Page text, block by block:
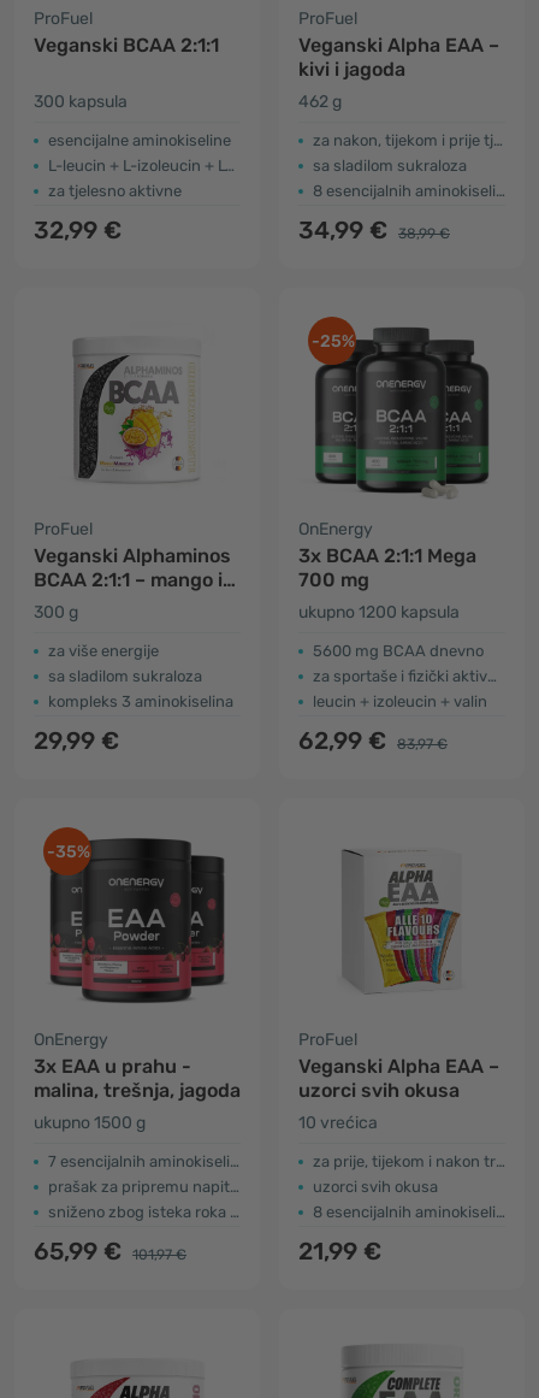
ProFuel
Veganski BCAA 2:1:1
300 kapsula
esencijalne aminokiseline
L-leucin + L-izoleucin + L-valin
za tjelesno aktivne
32,99 €
ProFuel
Veganski Alpha EAA –
kivi i jagoda
462 g
za nakon, tijekom i prije tjelovježbe
sa sladilom sukraloza
8 esencijalnih aminokiselina
34,99 € 38,99 €
ProFuel
Veganski Alphaminos
BCAA 2:1:1 – mango i
marakuja
300 g
za više energije
sa sladilom sukraloza
kompleks 3 aminokiselina
29,99 €
-25%
OnEnergy
3x BCAA 2:1:1 Mega
700 mg
ukupno 1200 kapsula
5600 mg BCAA dnevno
za sportaše i fizički aktivne osobe
leucin + izoleucin + valin
62,99 € 83,97 €
-35%
OnEnergy
3x EAA u prahu -
malina, trešnja, jagoda
ukupno 1500 g
7 esencijalnih aminokiselina
prašak za pripremu napitka
sniženo zbog isteka roka trajanja
65,99 € 101,97 €
ProFuel
Veganski Alpha EAA –
uzorci svih okusa
10 vrećica
za prije, tijekom i nakon treninga
uzorci svih okusa
8 esencijalnih aminokiselina
21,99 €